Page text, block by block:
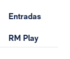
Entradas
RM Play